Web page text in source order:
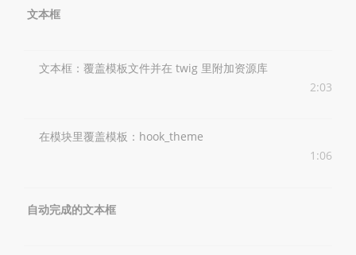
文本框
文本框：覆盖模板文件并在 twig 里附加资源库
2:03
在模块里覆盖模板：hook_theme
1:06
自动完成的文本框